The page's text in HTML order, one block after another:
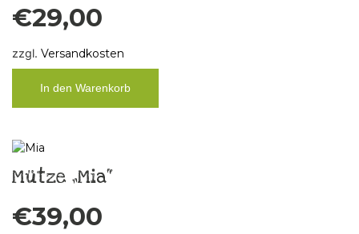
€29,00
zzgl. Versandkosten
In den Warenkorb
Mütze „Mia“
€39,00